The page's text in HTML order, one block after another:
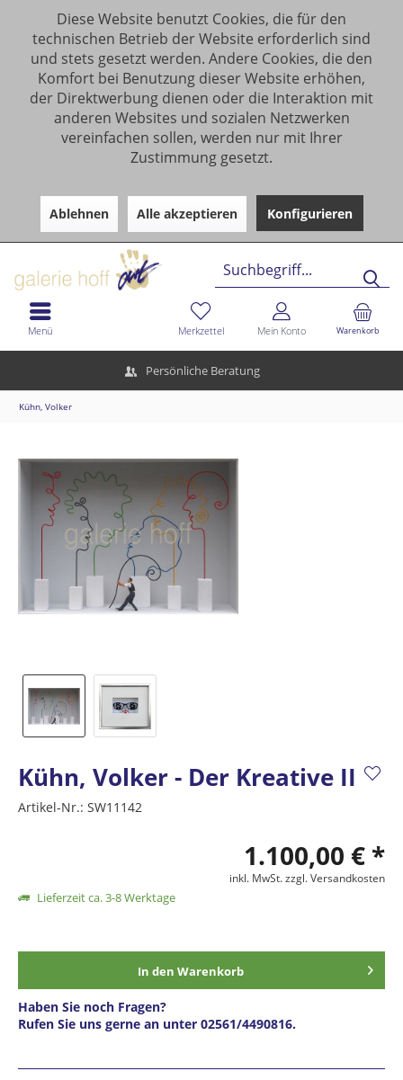
Diese Website benutzt Cookies, die für den
technischen Betrieb der Website erforderlich sind
und stets gesetzt werden. Andere Cookies, die den
Komfort bei Benutzung dieser Website erhöhen,
der Direktwerbung dienen oder die Interaktion mit
anderen Websites und sozialen Netzwerken
vereinfachen sollen, werden nur mit Ihrer
Zustimmung gesetzt.
Ablehnen Alle akzeptieren Konfigurieren
Persönliche Beratung
Warenkorb
Merkzettel Mein Konto
Menü
Kühn, Volker
Kühn, Volker - Der Kreative II
Artikel-Nr.: SW11142
1.100,00 € *
inkl. MwSt.zzgl. Versandkosten
Lieferzeit ca. 3-8 Werktage
In den Warenkorb
Haben Sie noch Fragen?
Rufen Sie uns gerne an unter 02561/4490816.
Preis anfragen